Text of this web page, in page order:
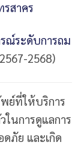
สาคร
รณ์ระดับการถม
2568)
ย์ที่ให้บริการ
ในการดูแลการ
ภัย และเกิด